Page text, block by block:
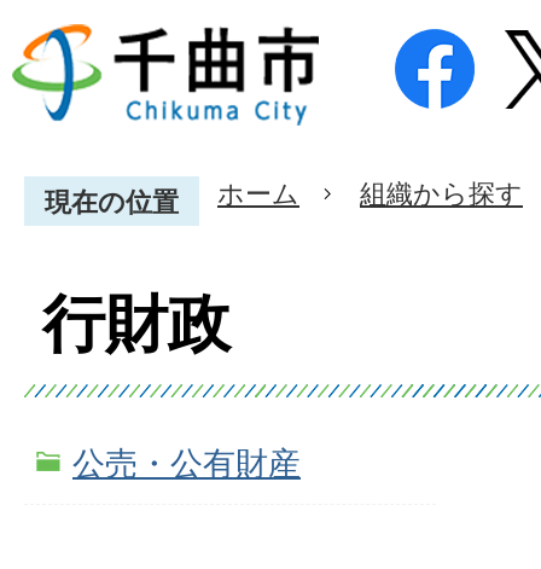
現在の位置 ホーム 組織から探す
行財政
公売・公有財産